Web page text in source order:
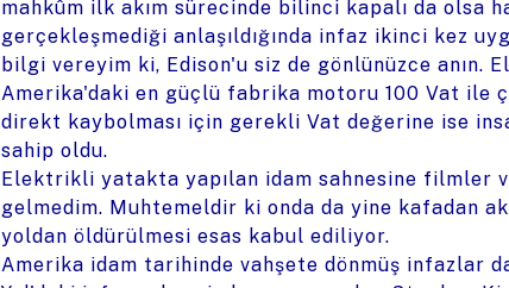
mahkûm ilk akım sürecinde bilinci kapalı da olsa
gerçekleşmediği anlaşıldığında infaz ikinci kez
bilgi vereyim ki, Edison'u siz de gönlünüzce
Amerika'daki en güçlü fabrika motoru 100 Vat ile
direkt kaybolması için gerekli Vat değerine ise
sahip oldu.
Elektrikli yatakta yapılan idam sahnesine filmler
gelmedim. Muhtemeldir ki onda da yine kafadan
yoldan öldürülmesi esas kabul ediliyor.
Amerika idam tarihinde vahşete dönmüş infazlar